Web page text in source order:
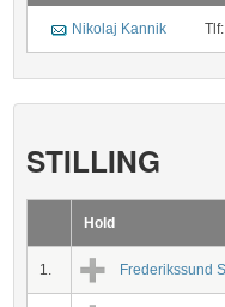
Nikolaj Kannik Tlf:
STILLING
Hold
1. Frederikssund